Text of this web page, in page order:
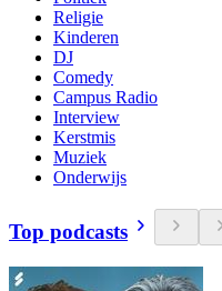
Religie
Kinderen
DJ
Comedy
Campus Radio
Interview
Kerstmis
Muziek
Onderwijs
Top podcasts